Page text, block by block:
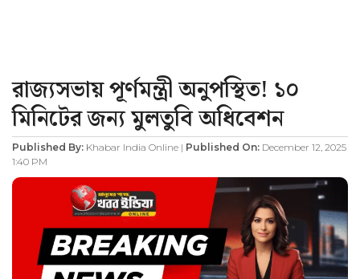
রাজ্যসভায় পূর্ণমন্ত্রী অনুপস্থিত! ১০
মিনিটের জন্য মুলতুবি অধিবেশন
Published By: Khabar India Online | Published On: December 12, 2025
1:40 PM